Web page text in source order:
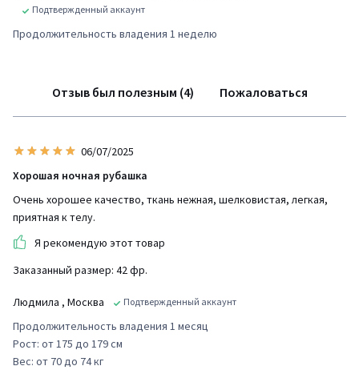
Подтвержденный аккаунт
Продолжительность владения 1 неделю
Отзыв был полезным (4) Пожаловаться
06/07/2025
Хорошая ночная рубашка
Очень хорошее качество, ткань нежная, шелковистая, легкая,
приятная к телу.
Я рекомендую этот товар
Заказанный размер: 42 фр.
Людмила , Москва Подтвержденный аккаунт
Продолжительность владения 1 месяц
Рост: от 175 до 179 см
Вес: от 70 до 74 кг